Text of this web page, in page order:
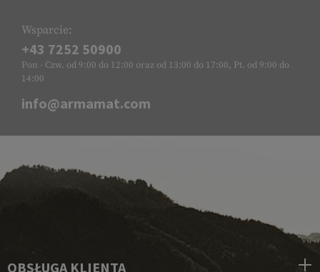
Wsparcie:
+43 7252 50900
Pon - Czw. od 9:00 do 12:00 oraz od 13:00 do 17:00, Pt. od 9:00 do
14:00
info@armamat.com
OBSŁUGA KLIENTA